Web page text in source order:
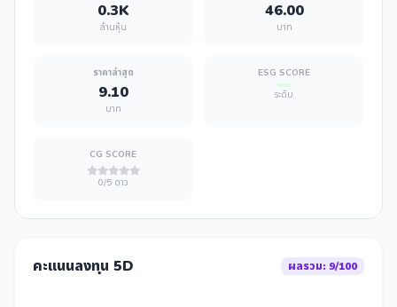
0.3K
ล้านหุ้น
46.00
บาท
ราคาล่าสุด
9.10
บาท
ESG SCORE
ระดับ
CG SCORE
0/5 ดาว
คะแนนลงทุน 5D ผลรวม: 9/100